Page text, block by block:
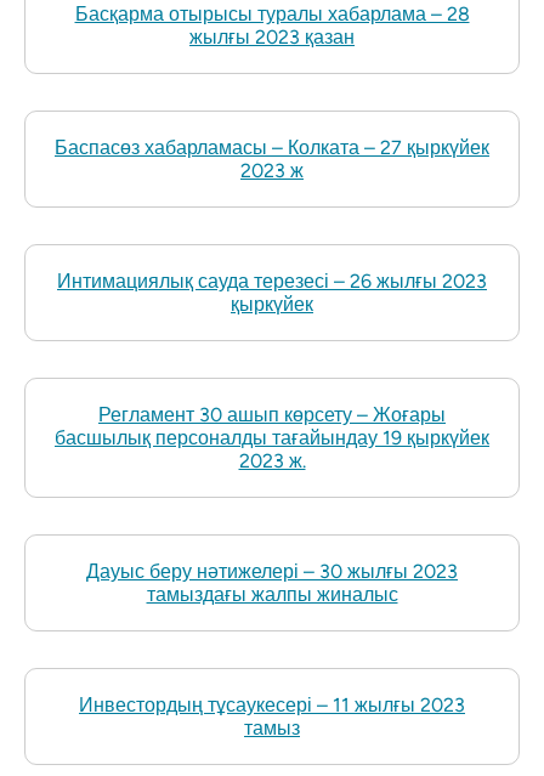
Басқарма отырысы туралы хабарлама – 28
жылғы 2023 қазан
Баспасөз хабарламасы – Колката – 27 қыркүйек
2023 ж
Интимациялық сауда терезесі – 26 жылғы 2023
қыркүйек
Регламент 30 ашып көрсету – Жоғары
басшылық персоналды тағайындау 19 қыркүйек
2023 ж.
Дауыс беру нәтижелері – 30 жылғы 2023
тамыздағы жалпы жиналыс
Инвестордың тұсаукесері – 11 жылғы 2023
тамыз